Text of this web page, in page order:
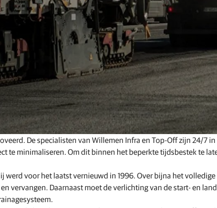
Software voor voederproductie
GNSS-netwerken en correctiediensten
Positioneringsaanbiedingen voor fabrikanten
De specialisten van Willemen Infra en Top-Off zijn 24/7
te minimaliseren. Om dit binnen het beperkte tijdsbestek te
werd voor het laatst vernieuwd in 1996. Over bijna het
vervangen. Daarnaast moet de verlichting van de start- en